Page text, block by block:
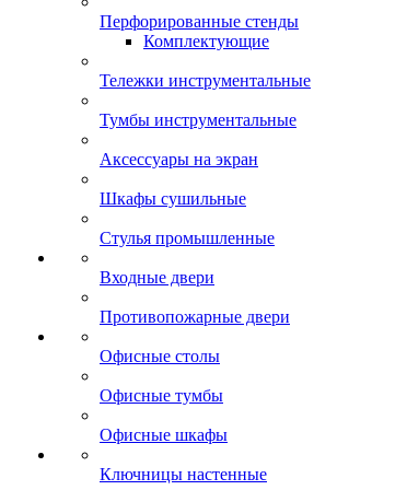
Перфорированные стенды
Комплектующие
Тележки инструментальные
Тумбы инструментальные
Аксессуары на экран
Шкафы сушильные
Стулья промышленные
Входные двери
Противопожарные двери
Офисные столы
Офисные тумбы
Офисные шкафы
Ключницы настенные